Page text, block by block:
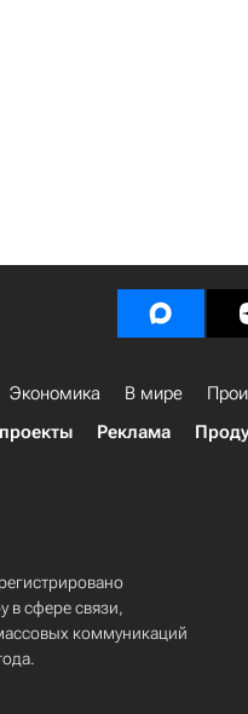
Экономика В мире
Реклама
в сфере связи,
коммуникаций